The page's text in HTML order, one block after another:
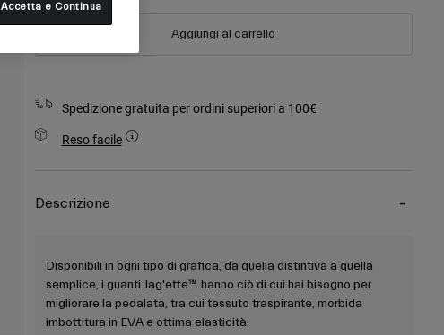
Aggiungi al carrello
Spedizione gratuita per ordini superiori a 100€
Reso facile
Descrizione
Disponibili in ogni tipo di grafica, da quella distintiva a quella
semplice, i guanti Jag'ette™ hanno ciò di cui hai bisogno per
migliorare la pedalata, tra cui tessuto traspirante, morbida
imbottitura in EVA e ottima elasticità.
Accetta e Continua